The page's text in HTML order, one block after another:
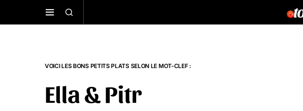
VOICI LES BONS PETITS PLATS SELON LE MOT-CLEF :
Ella & Pitr